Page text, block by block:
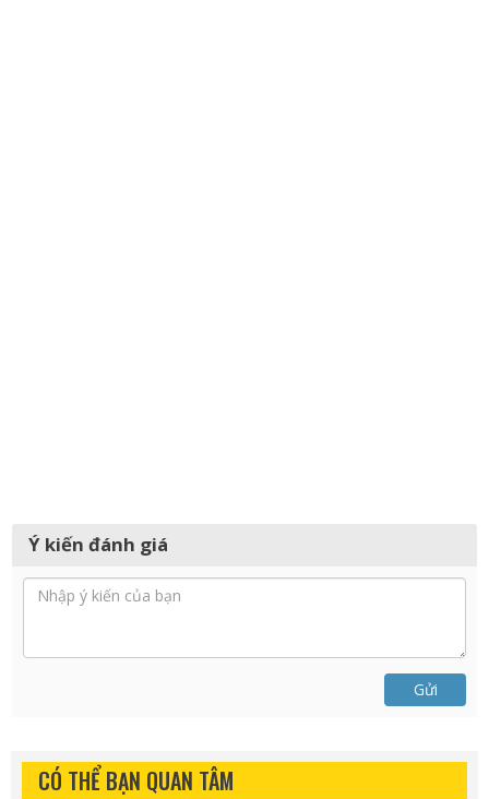
Ý kiến đánh giá
Gửi
CÓ THỂ BẠN QUAN TÂM